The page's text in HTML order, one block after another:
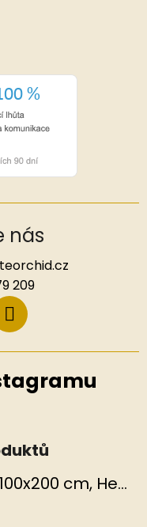
nás
209
Kašmírový pléd Květiny 100x200 cm, Hedvábný svět